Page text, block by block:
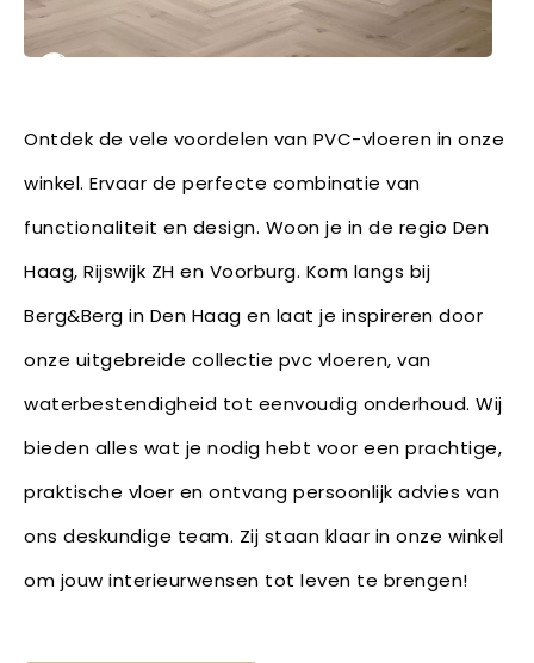
Ontdek de vele voordelen van PVC-vloeren in onze
winkel. Ervaar de perfecte combinatie van
functionaliteit en design. Woon je in de regio Den
Haag, Rijswijk ZH en Voorburg. Kom langs bij
Berg&Berg in Den Haag en laat je inspireren door
onze uitgebreide collectie pvc vloeren, van
waterbestendigheid tot eenvoudig onderhoud. Wij
bieden alles wat je nodig hebt voor een prachtige,
praktische vloer en ontvang persoonlijk advies van
ons deskundige team. Zij staan klaar in onze winkel
om jouw interieurwensen tot leven te brengen!